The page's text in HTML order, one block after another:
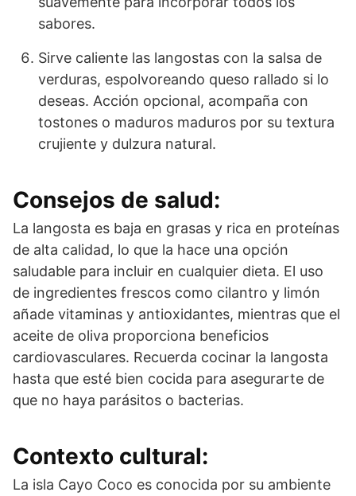
sabores.
Sirve caliente las langostas con la salsa de
verduras, espolvoreando queso rallado si lo
deseas. Acción opcional, acompaña con
tostones o maduros maduros por su textura
crujiente y dulzura natural.
Consejos de salud:
La langosta es baja en grasas y rica en proteínas
de alta calidad, lo que la hace una opción
saludable para incluir en cualquier dieta. El uso
de ingredientes frescos como cilantro y limón
añade vitaminas y antioxidantes, mientras que el
aceite de oliva proporciona beneficios
cardiovasculares. Recuerda cocinar la langosta
hasta que esté bien cocida para asegurarte de
que no haya parásitos o bacterias.
Contexto cultural:
La isla Cayo Coco es conocida por su ambiente